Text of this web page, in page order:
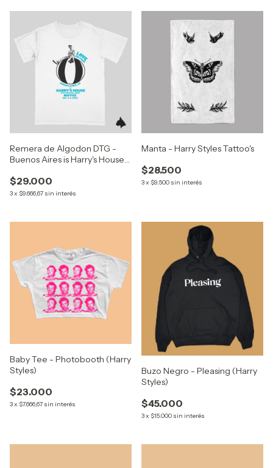
Remera de Algodon DTG -
Buenos Aires is Harry's House
$29.000
3x $9.666,67 sin interés
Manta - Harry Styles Tattoo's
$28.500
3x $9.500 sin interés
Baby Tee - Photobooth (Harry
Styles)
$23.000
3x $7.666,67 sin interés
Buzo Negro - Pleasing (Harry
Styles)
$45.000
3x $15.000 sin interés